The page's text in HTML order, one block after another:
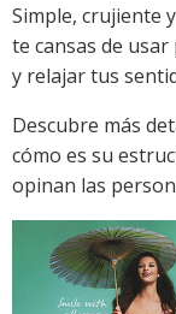
Simple, crujiente
te cansas de
y relajar tus
Descubre más
cómo es su
opinan las